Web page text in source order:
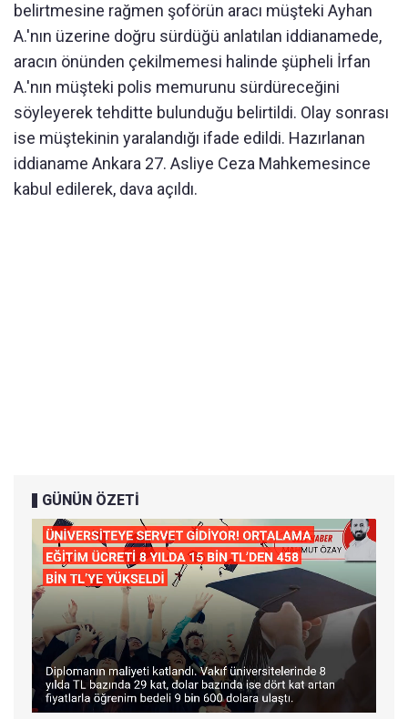
belirtmesine rağmen şoförün aracı müşteki Ayhan
A.'nın üzerine doğru sürdüğü anlatılan iddianamede,
aracın önünden çekilmemesi halinde şüpheli İrfan
A.'nın müşteki polis memurunu sürdüreceğini
söyleyerek tehditte bulunduğu belirtildi. Olay sonrası
ise müştekinin yaralandığı ifade edildi. Hazırlanan
iddianame Ankara 27. Asliye Ceza Mahkemesince
kabul edilerek, dava açıldı.
GÜNÜN ÖZETİ